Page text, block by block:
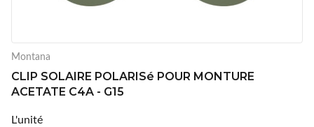
Montana
CLIP SOLAIRE POLARISé POUR MONTURE
ACETATE C4A - G15
L'unité